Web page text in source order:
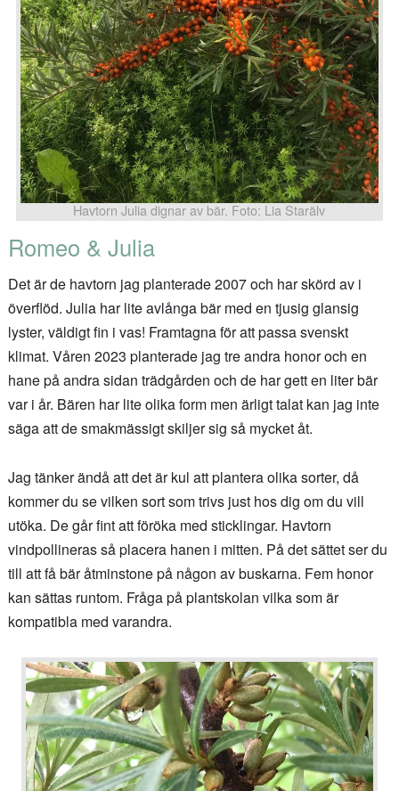
Havtorn Julia dignar av bär. Foto: Lia Starälv
Romeo & Julia
Det är de havtorn jag planterade 2007 och har skörd av i
överflöd. Julia har lite avlånga bär med en tjusig glansig
lyster, väldigt fin i vas! Framtagna för att passa svenskt
klimat. Våren 2023 planterade jag tre andra honor och en
hane på andra sidan trädgården och de har gett en liter bär
var i år. Bären har lite olika form men ärligt talat kan jag inte
säga att de smakmässigt skiljer sig så mycket åt.
Jag tänker ändå att det är kul att plantera olika sorter, då
kommer du se vilken sort som trivs just hos dig om du vill
utöka. De går fint att föröka med sticklingar. Havtorn
vindpollineras så placera hanen i mitten. På det sättet ser du
till att få bär åtminstone på någon av buskarna. Fem honor
kan sättas runtom. Fråga på plantskolan vilka som är
kompatibla med varandra.